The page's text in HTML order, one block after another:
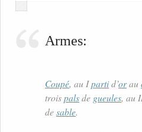
Armes:
Coupé, au Ipartid’orau
troispalsde gueules, au
desable.